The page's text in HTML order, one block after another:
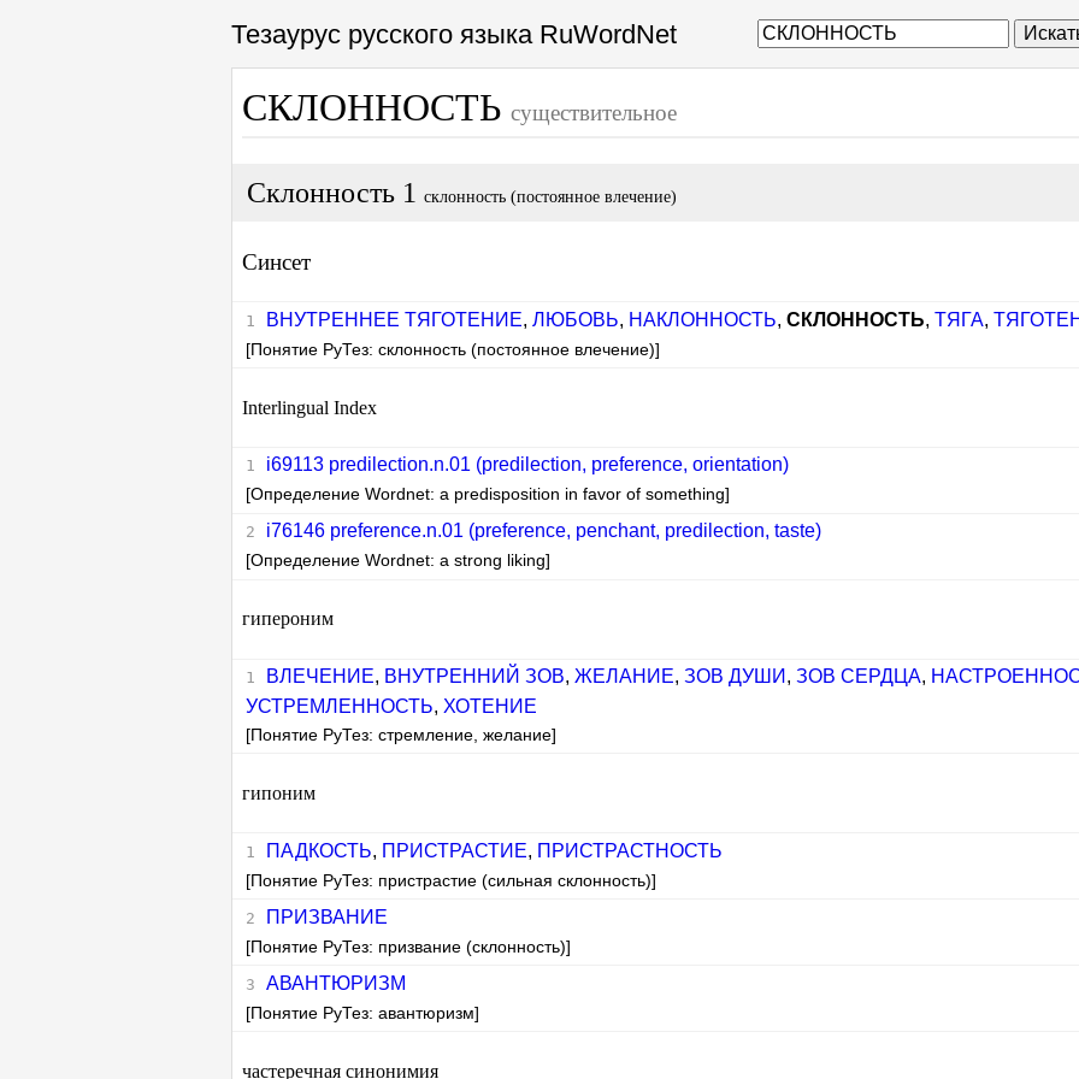
Тезаурус русского языка RuWordNet
СКЛОННОСТЬ существительное
Склонность 1 склонность (постоянное влечение)
Синсет
ВНУТРЕННЕЕ ТЯГОТЕНИЕ, ЛЮБОВЬ, НАКЛОННОСТЬ, СКЛОННОСТЬ, ТЯГА,
[Понятие РуТез: склонность (постоянное влечение)]
Interlingual Index
i69113 predilection.n.01 (predilection, preference, orientation)
[Определение Wordnet: a predisposition in favor of something]
i76146 preference.n.01 (preference, penchant, predilection, taste)
[Определение Wordnet: a strong liking]
гипероним
ВЛЕЧЕНИЕ, ВНУТРЕННИЙ ЗОВ, ЖЕЛАНИЕ, ЗОВ ДУШИ , ЗОВ СЕРДЦА,
УСТРЕМЛЕННОСТЬ, ХОТЕНИЕ
[Понятие РуТез: стремление, желание]
гипоним
ПАДКОСТЬ, ПРИСТРАСТИЕ, ПРИСТРАСТНОСТЬ
[Понятие РуТез: пристрастие (сильная склонность)]
ПРИЗВАНИЕ
[Понятие РуТез: призвание (склонность)]
АВАНТЮРИЗМ
[Понятие РуТез: авантюризм]
частеречная синонимия